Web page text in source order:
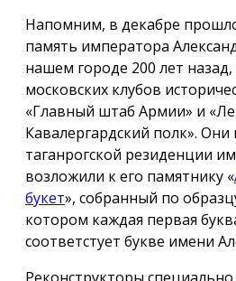
Напомним, в декабре
память императора
нашем городе 200 лет
московских клубов
«Главный штаб Армии» и
Кавалергардский полк».
таганрогской резиденции
возложили к его памятнику «
букет», собранный по
котором каждая первая
соответстует букве имени